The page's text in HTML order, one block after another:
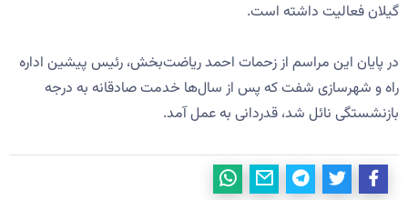
گیلان فعالیت داشته است.
در پایان این مراسم از زحمات احمد ریاضت‌بخش، رئیس پیشین اداره
راه و شهرسازی شفت که پس از سال‌ها خدمت صادقانه به درجه
بازنشستگی نائل شد، قدردانی به عمل آمد.